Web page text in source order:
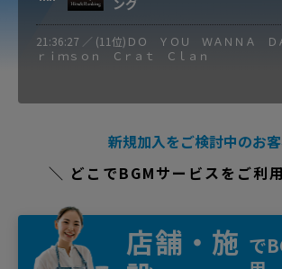
21:36:27 ／ (11位)ＤＯ ＹＯＵ ＷＡＮＮＡ Ｄ
ｒｉｍｓｏｎ Ｃｒａｔ Ｃｌａｎ
新規加入をご検討中のお
＼ どこでBGMサービスをご利
店舗・施 で